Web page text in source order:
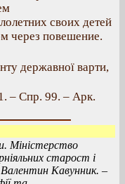
своих детей
через повешение.
державної варти,
– Спр. 99. – Арк.
Міністерство
старост і
Валентин Кавунник. –